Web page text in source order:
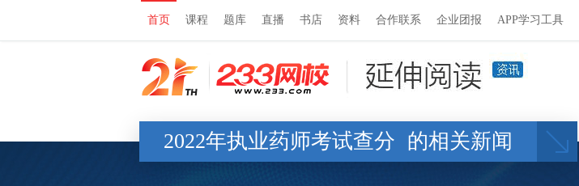
首页 课程 题库 直播 书店 资料 合作联系 企业团报 APP学习工具
2022年执业药师考试查分 的相关新闻